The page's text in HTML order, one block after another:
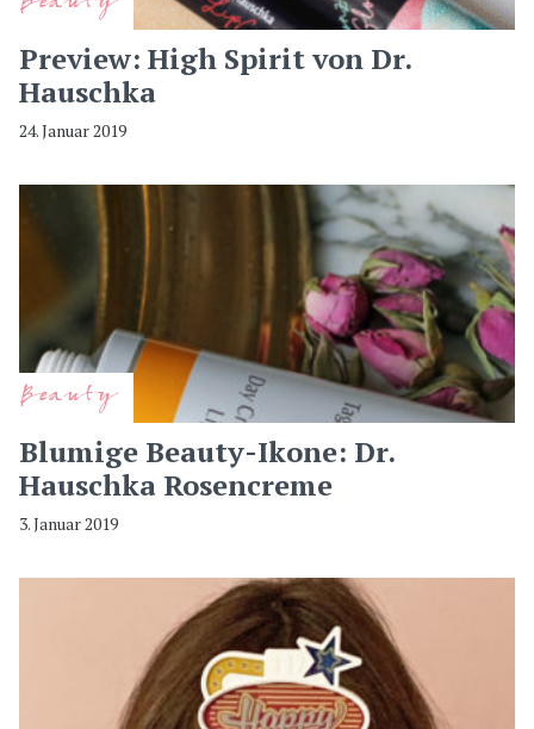
Preview: High Spirit von Dr.
Hauschka
24. Januar 2019
Beauty
Blumige Beauty-Ikone: Dr.
Hauschka Rosencreme
3. Januar 2019